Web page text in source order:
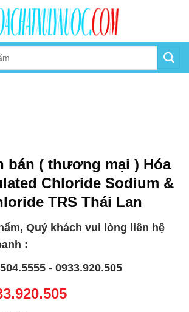
bán ( thương mại ) Hóa
Chloride Sodium &
TRS Thái Lan
Quý khách vui lòng liên hệ
:
- 0933.920.505